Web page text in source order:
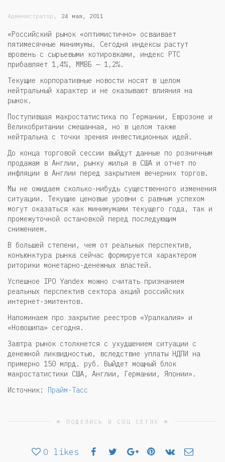
Администратор , 24 мая, 2011
«Российский рынок «оптимистично» осваивает
пятимесячные минимумы. Сегодня индексы растут
вровень с сырьевыми котировками, индекс РТС
прибавляет 1,4%, ММВБ — 1,2%.
Текущие корпоративные новости носят в целом
нейтральный характер и не оказывают влияния на
рынок.
Поступившая макростатистика по Германии, Еврозоне и
Великобритании смешанная, но в целом также
нейтральна с точки зрения инвестиционных идей.
До конца торговой сессии выйдут данные по розничным
продажам в Англии, рынку жилья в США и отчет по
инфляции в Англии перед закрытием вечерних торгов.
Мы не ожидаем сколько-нибудь существенного изменения
ситуации. Текущие ценовые уровни с равным успехом
могут оказаться как минимумами текущего года, так и
промежуточной остановкой перед последующим
снижением.
В большей степени, чем от реальных перспектив,
конъюнктура рынка сейчас формируется характером
риторики монетарно-денежных властей.
Успешное IPO Yandex можно считать признанием
реальных перспектив сектора акций российских
интернет-эмитентов.
Напоминаем про закрытие реестров «Уралкалия» и
«Новошипа» сегодня.
Завтра рынок столкнется с ухудшением ситуации с
денежной ликвидностью, вследствие уплаты НДПИ на
примерно 150 млрд. руб. Выйдет мощный блок
макростатистики США, Англии, Германии, Японии».
Источник: Прайм-Тасс
☀ ПОДЕЛИСЬ В СОЦ СЕТЯХ ☀
0 likes